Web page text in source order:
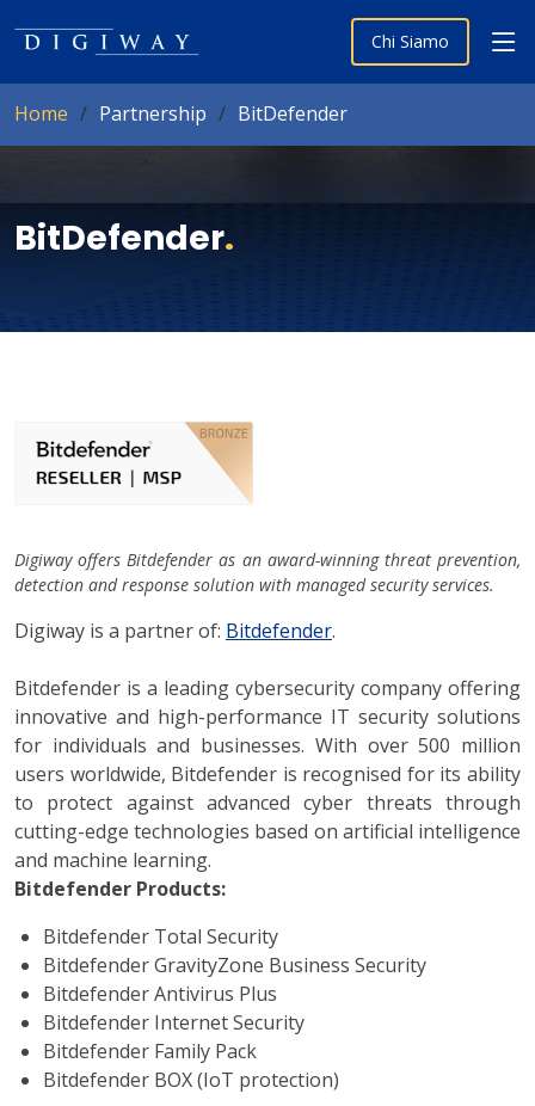
Chi Siamo
Home Partnership BitDefender
BitDefender.
Digiway offers Bitdefender as an award-winning threat prevention,
detection and response solution with managed security services.
Digiway is a partner of: Bitdefender.
Bitdefender is a leading cybersecurity company offering
innovative and high-performance IT security solutions
for individuals and businesses. With over 500 million
users worldwide, Bitdefender is recognised for its ability
to protect against advanced cyber threats through
cutting-edge technologies based on artificial intelligence
and machine learning.
Bitdefender Products:
Bitdefender Total Security
Bitdefender GravityZone Business Security
Bitdefender Antivirus Plus
Bitdefender Internet Security
Bitdefender Family Pack
Bitdefender BOX (IoT protection)